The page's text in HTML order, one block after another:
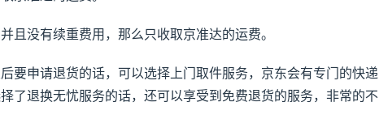
且没有续重费用，那么只收取京准达的运费。
要申请退货的话，可以选择上门取件服务，京东会有专门的快递
了退换无忧服务的话，还可以享受到免费退货的服务，非常的不